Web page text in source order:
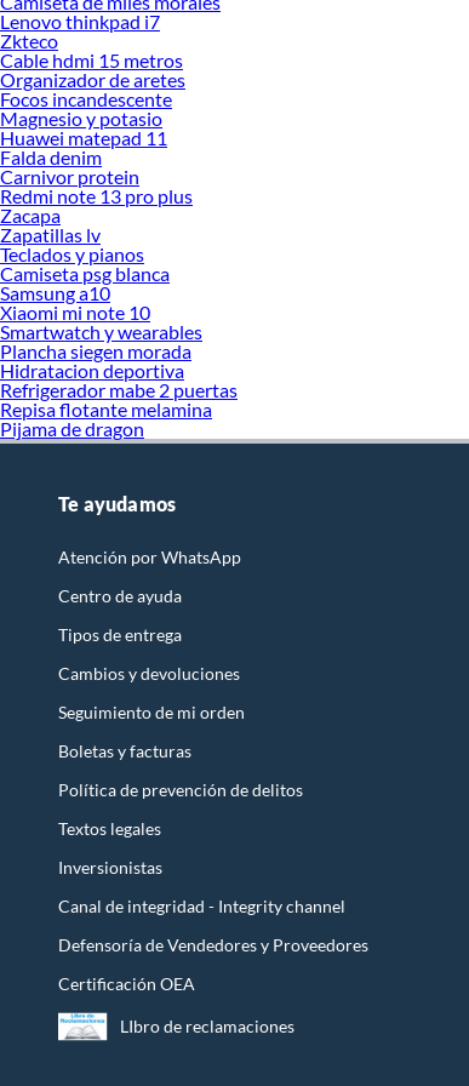
Lenovo thinkpad i7
Zkteco
Cable hdmi 15 metros
Organizador de aretes
Focos incandescente
Magnesio y potasio
Huawei matepad 11
Falda denim
Carnivor protein
Redmi note 13 pro plus
Zacapa
Zapatillas lv
Teclados y pianos
Camiseta psg blanca
Samsung a10
Xiaomi mi note 10
Smartwatch y wearables
Plancha siegen morada
Hidratacion deportiva
Refrigerador mabe 2 puertas
Repisa flotante melamina
Pijama de dragon
Te ayudamos
Atención por WhatsApp
Centro de ayuda
Tipos de entrega
Cambios y devoluciones
Seguimiento de mi orden
Boletas y facturas
Política de prevención de delitos
Textos legales
Inversionistas
Canal de integridad - Integrity channel
Defensoría de Vendedores y Proveedores
Certificación OEA
LIbro de reclamaciones